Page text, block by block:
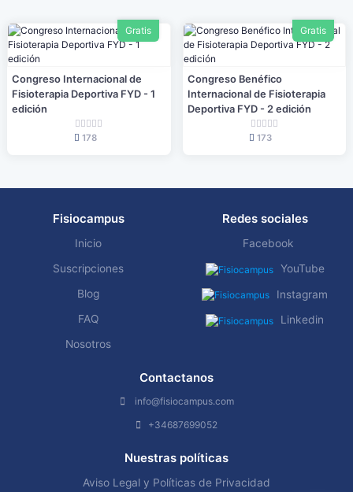
Gratis
Congreso Internacional de
Fisioterapia Deportiva FYD - 1
edición
178
Gratis
Congreso Benéfico
Internacional de Fisioterapia
Deportiva FYD - 2 edición
173
Fisiocampus
Inicio
Suscripciones
Blog
FAQ
Nosotros
Redes sociales
Facebook
YouTube
Instagram
Linkedin
Contactanos
info@fisiocampus.com
+34687699052
Nuestras políticas
Aviso Legal y Políticas de Privacidad